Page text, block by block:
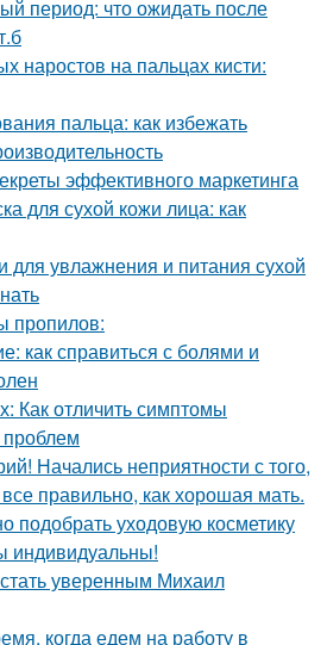
период: что ожидать после
наростов на пальцах кисти:
пальца: как избежать
эффективного маркетинга
для сухой кожи лица: как
для увлажнения и питания сухой
пропилов:
как справиться с болями и
Как отличить симптомы
проблем
Начались неприятности с того,
правильно, как хорошая мать.
подобрать уходовую косметику
индивидуальны!
уверенным Михаил
когда едем на работу в